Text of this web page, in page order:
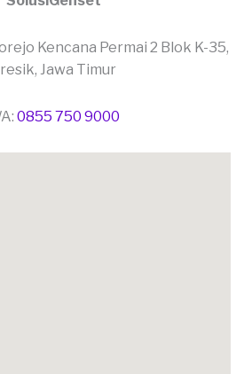
Kencana Permai 2 Blok K-35,
Jawa Timur
0855 750 9000